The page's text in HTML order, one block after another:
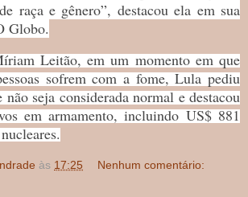
raça e gênero”, destacou ela em sua
Globo.
Leitão, em um momento em que
sofrem com a fome, Lula pediu
não seja considerada normal e destacou
em armamento, incluindo US$ 881
às 17:25 Nenhum comentário: